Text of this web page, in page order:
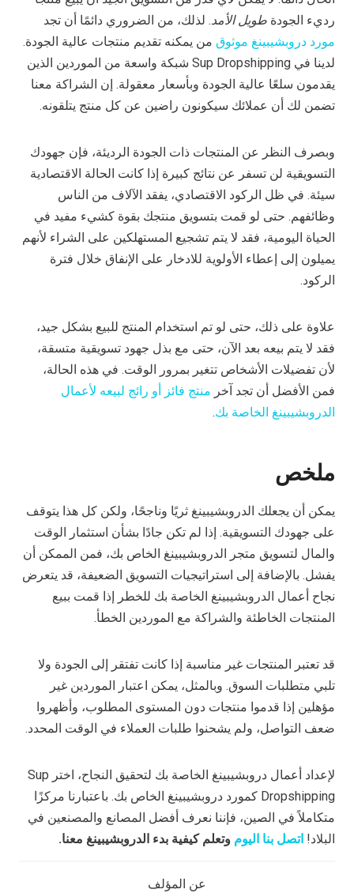
رديء الجودة طويل الأمد. لذلك، من الضروري دائمًا أن تجد
مورد دروبشيبينغ موثوق من يمكنه تقديم منتجات عالية الجودة.
لدينا في Sup Dropshipping شبكة واسعة من الموردين الذين
يقدمون سلعًا عالية الجودة وبأسعار معقولة. إن الشراكة معنا
تضمن لك أن عملائك سيكونون راضين عن كل منتج يتلقونه.
وبصرف النظر عن المنتجات ذات الجودة الرديئة، فإن جهودك
التسويقية لن تسفر عن نتائج كبيرة إذا كانت الحالة الاقتصادية
سيئة. في ظل الركود الاقتصادي، يفقد الآلاف من الناس
وظائفهم. حتى لو قمت بتسويق منتجك بقوة كشيء مفيد في
الحياة اليومية، فقد لا يتم تشجيع المستهلكين على الشراء لأنهم
يميلون إلى إعطاء الأولوية للادخار على الإنفاق خلال فترة
الركود.
علاوة على ذلك، حتى لو تم استخدام المنتج للبيع بشكل جيد،
فقد لا يتم بيعه بعد الآن، حتى مع بذل جهود تسويقية متسقة،
لأن تفضيلات الأشخاص تتغير بمرور الوقت. في هذه الحالة،
فمن الأفضل أن تجد آخر منتج فائز أو رائج لبيعه لأعمال
الدروبشيبينغ الخاصة بك.
ملخص
يمكن أن يجعلك الدروبشيبينغ ثريًا وناجحًا، ولكن كل هذا يتوقف
على جهودك التسويقية. إذا لم تكن جادًا بشأن استثمار الوقت
والمال لتسويق متجر الدروبشيبينغ الخاص بك، فمن الممكن أن
يفشل. بالإضافة إلى استراتيجيات التسويق الضعيفة، قد يتعرض
نجاح أعمال الدروبشيبينغ الخاصة بك للخطر إذا قمت ببيع
المنتجات الخاطئة والشراكة مع الموردين الخطأ.
قد تعتبر المنتجات غير مناسبة إذا كانت تفتقر إلى الجودة ولا
تلبي متطلبات السوق. وبالمثل، يمكن اعتبار الموردين غير
مؤهلين إذا قدموا منتجات دون المستوى المطلوب، وأظهروا
ضعف التواصل، ولم يشحنوا طلبات العملاء في الوقت المحدد.
لإعداد أعمال دروبشيبينغ الخاصة بك لتحقيق النجاح، اختر Sup
Dropshipping كمورد دروبشيبينغ الخاص بك. باعتبارنا مركزًا
متكاملاً في الصين، فإننا نعرف أفضل المصانع والمصنعين في
البلاد! اتصل بنا اليوم وتعلم كيفية بدء الدروبشيبينغ معنا.
عن المؤلف